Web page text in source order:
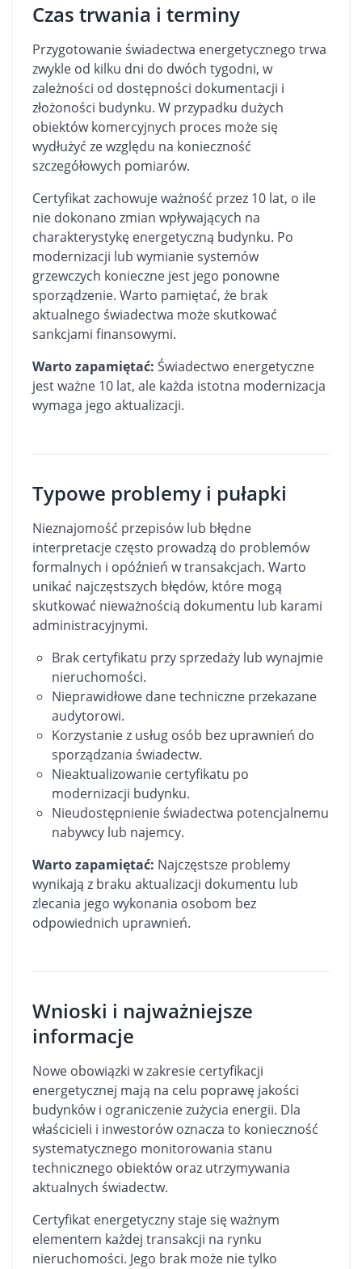
Czas trwania i terminy
Przygotowanie świadectwa energetycznego trwa
zwykle od kilku dni do dwóch tygodni, w
zależności od dostępności dokumentacji i
złożoności budynku. W przypadku dużych
obiektów komercyjnych proces może się
wydłużyć ze względu na konieczność
szczegółowych pomiarów.
Certyfikat zachowuje ważność przez 10 lat, o ile
nie dokonano zmian wpływających na
charakterystykę energetyczną budynku. Po
modernizacji lub wymianie systemów
grzewczych konieczne jest jego ponowne
sporządzenie. Warto pamiętać, że brak
aktualnego świadectwa może skutkować
sankcjami finansowymi.
Warto zapamiętać: Świadectwo energetyczne
jest ważne 10 lat, ale każda istotna modernizacja
wymaga jego aktualizacji.
Typowe problemy i pułapki
Nieznajomość przepisów lub błędne
interpretacje często prowadzą do problemów
formalnych i opóźnień w transakcjach. Warto
unikać najczęstszych błędów, które mogą
skutkować nieważnością dokumentu lub karami
administracyjnymi.
Brak certyfikatu przy sprzedaży lub wynajmie
nieruchomości.
Nieprawidłowe dane techniczne przekazane
audytorowi.
Korzystanie z usług osób bez uprawnień do
sporządzania świadectw.
Nieaktualizowanie certyfikatu po
modernizacji budynku.
Nieudostępnienie świadectwa potencjalnemu
nabywcy lub najemcy.
Warto zapamiętać: Najczęstsze problemy
wynikają z braku aktualizacji dokumentu lub
zlecania jego wykonania osobom bez
odpowiednich uprawnień.
Wnioski i najważniejsze
informacje
Nowe obowiązki w zakresie certyfikacji
energetycznej mają na celu poprawę jakości
budynków i ograniczenie zużycia energii. Dla
właścicieli i inwestorów oznacza to konieczność
systematycznego monitorowania stanu
technicznego obiektów oraz utrzymywania
aktualnych świadectw.
Certyfikat energetyczny staje się ważnym
elementem każdej transakcji na rynku
nieruchomości. Jego brak może nie tylko